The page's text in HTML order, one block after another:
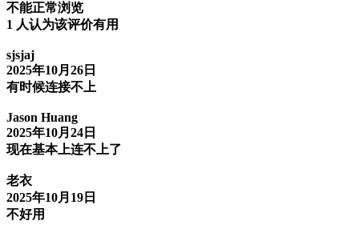
不能正常浏览
1 人认为该评价有用
sjsjaj
2025年10月26日
有时候连接不上
Jason Huang
2025年10月24日
现在基本上连不上了
老衣
2025年10月19日
不好用